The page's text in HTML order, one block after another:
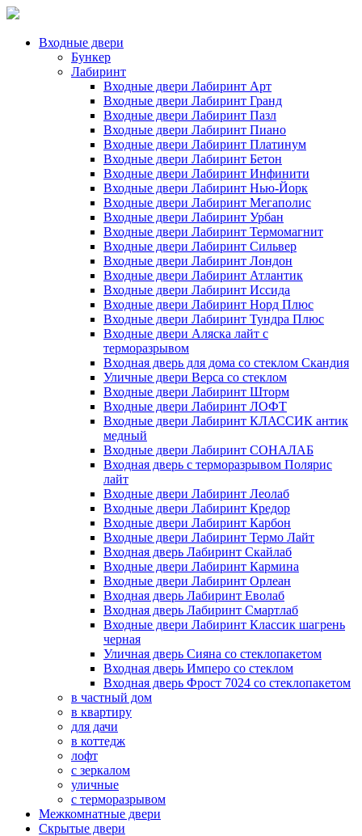
Входные двери
Бункер
Лабиринт
Входные двери Лабиринт Арт
Входные двери Лабиринт Гранд
Входные двери Лабиринт Пазл
Входные двери Лабиринт Пиано
Входные двери Лабиринт Платинум
Входные двери Лабиринт Бетон
Входные двери Лабиринт Инфинити
Входные двери Лабиринт Нью-Йорк
Входные двери Лабиринт Мегаполис
Входные двери Лабиринт Урбан
Входные двери Лабиринт Термомагнит
Входные двери Лабиринт Сильвер
Входные двери Лабиринт Лондон
Входные двери Лабиринт Атлантик
Входные двери Лабиринт Иссида
Входные двери Лабиринт Норд Плюс
Входные двери Лабиринт Тундра Плюс
Входные двери Аляска лайт с
терморазрывом
Входная дверь для дома со стеклом Скандия
Уличные двери Верса со стеклом
Входные двери Лабиринт Шторм
Входные двери Лабиринт ЛОФТ
Входные двери Лабиринт КЛАССИК антик
медный
Входные двери Лабиринт СОНАЛАБ
Входная дверь с терморазрывом Полярис
лайт
Входные двери Лабиринт Леолаб
Входные двери Лабиринт Кредор
Входные двери Лабиринт Карбон
Входные двери Лабиринт Термо Лайт
Входная дверь Лабиринт Скайлаб
Входные двери Лабиринт Кармина
Входные двери Лабиринт Орлеан
Входная дверь Лабиринт Еволаб
Входная дверь Лабиринт Смартлаб
Входные двери Лабиринт Классик шагрень
черная
Уличная дверь Сияна со стеклопакетом
Входная дверь Имперо со стеклом
Входная дверь Фрост 7024 со стеклопакетом
в частный дом
в квартиру
для дачи
в коттедж
лофт
с зеркалом
уличные
с терморазрывом
Межкомнатные двери
Скрытые двери